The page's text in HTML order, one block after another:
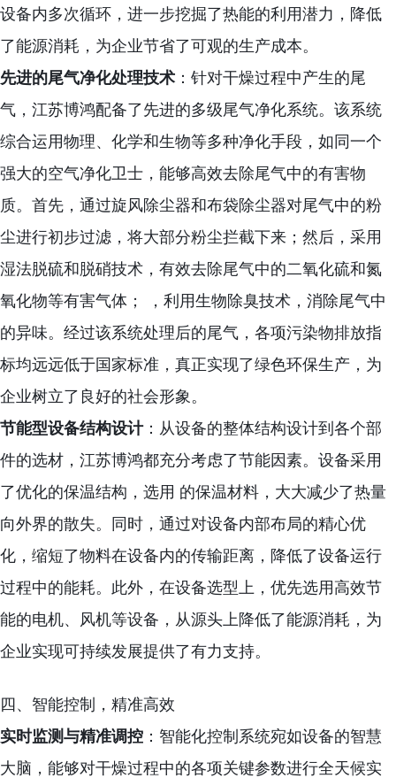
设备内多次循环，进一步挖掘了热能的利用潜力，降低
了能源消耗，为企业节省了可观的生产成本。
先进的尾气净化处理技术 ：针对干燥过程中产生的尾
气，江苏博鸿配备了先进的多级尾气净化系统。该系统
综合运用物理、化学和生物等多种净化手段，如同一个
强大的空气净化卫士，能够高效去除尾气中的有害物
质。首先，通过旋风除尘器和布袋除尘器对尾气中的粉
尘进行初步过滤，将大部分粉尘拦截下来；然后，采用
湿法脱硫和脱硝技术，有效去除尾气中的二氧化硫和氮
氧化物等有害气体； ，利用生物除臭技术，消除尾气中
的异味。经过该系统处理后的尾气，各项污染物排放指
标均远远低于国家标准，真正实现了绿色环保生产，为
企业树立了良好的社会形象。
节能型设备结构设计：从设备的整体结构设计到各个部
件的选材，江苏博鸿都充分考虑了节能因素。设备采用
了优化的保温结构，选用 的保温材料，大大减少了热量
向外界的散失。同时，通过对设备内部布局的精心优
化，缩短了物料在设备内的传输距离，降低了设备运行
过程中的能耗。此外，在设备选型上，优先选用高效节
能的电机、风机等设备，从源头上降低了能源消耗，为
企业实现可持续发展提供了有力支持。
四、智能控制，精准高效
实时监测与精准调控 ：智能化控制系统宛如设备的智慧
大脑，能够对干燥过程中的各项关键参数进行全天候实